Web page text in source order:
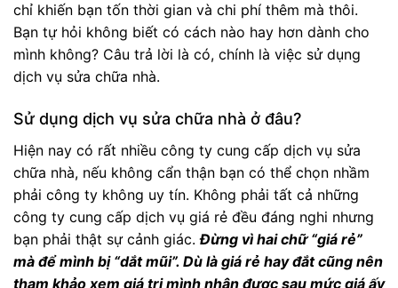
chỉ khiến bạn tốn thời gian và chi phí thêm mà thôi.
Bạn tự hỏi không biết có cách nào hay hơn dành cho
mình không? Câu trả lời là có, chính là việc sử dụng
dịch vụ sửa chữa nhà.
Sử dụng dịch vụ sửa chữa nhà ở đâu?
Hiện nay có rất nhiều công ty cung cấp dịch vụ sửa
chữa nhà, nếu không cẩn thận bạn có thể chọn nhầm
phải công ty không uy tín. Không phải tất cả những
công ty cung cấp dịch vụ giá rẻ đều đáng nghi nhưng
bạn phải thật sự cảnh giác.Đừng vì hai chữ “giá rẻ”
mà để mình bị “dắt mũi”. Dù là giá rẻ hay đắt cũng nên
tham khảo xem giá trị mình nhận được sau mức giá ấy